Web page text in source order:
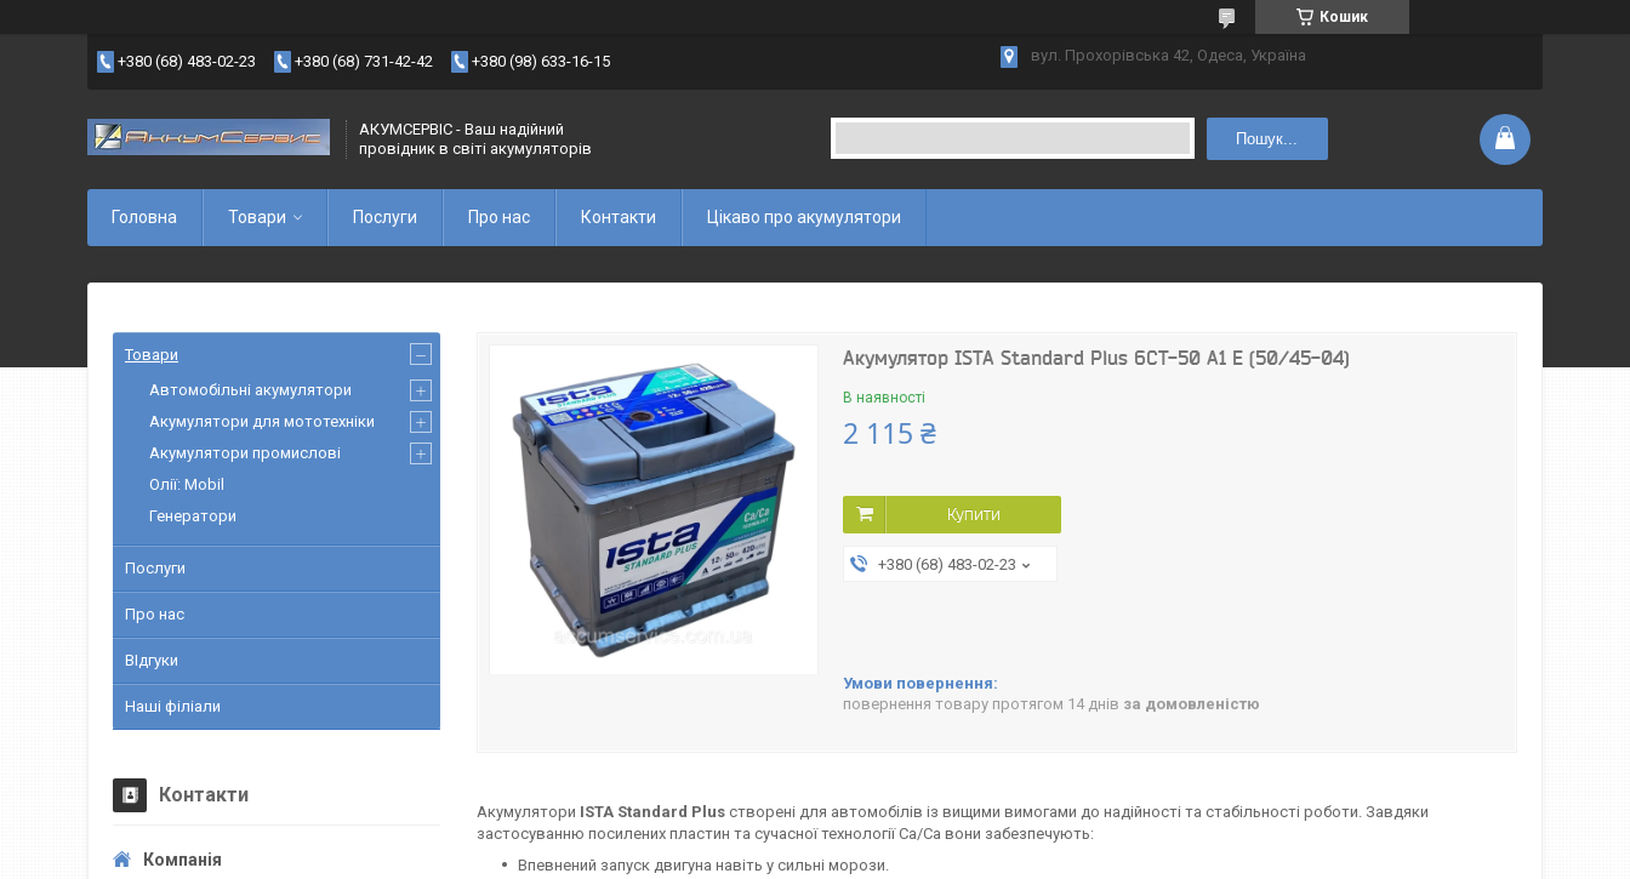
Кошик
+380 (68) 483-02-23 +380 (68) 731-42-42 +380 (98) 633-16-15 вул. Прохорівська 42, Одеса, Україна
АКУМСЕРВІС - Ваш надійний
провідник в світі акумуляторів
Пошук...
Головна Товари Послуги Про нас Контакти Цікаво про акумулятори
Акумулятор ISТА Standard Plus 6СТ-50 А1 E (50/45-04)
В наявності
2 115 ₴
Купити
+380 (68) 483-02-23
повернення товару протягом 14 днів за домовленістю
Акумулятори ISTA Standard Plus створені для автомобілів із вищими вимогами до надійності та стабільності роботи. Завдяки
застосуванню посилених пластин та сучасної технології Ca/Ca вони забезпечують:
Впевнений запуск двигуна навіть у сильні морози.
Товари
Автомобільні акумулятори
Акумулятори для мототехніки
Акумулятори промислові
Олії: Mobil
Генератори
Послуги
Про нас
ВІдгуки
Наші філіали
Контакти